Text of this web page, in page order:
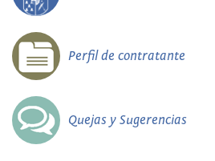
Perfil de contratante
Quejas y Sugerencias